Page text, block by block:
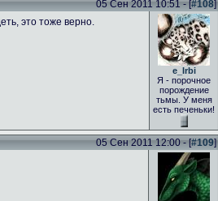
05 Сен 2011 10:51 - [#108]
это тоже верно.
e_Irbi
Я - порочное
порождение
тьмы. У меня
есть печеньки!
05 Сен 2011 12:00 - [#109]